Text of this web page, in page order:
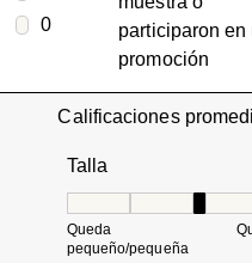
0 reseñas con 2 estrellas.
0
0 reseñas con 1 estrella.
participaron en
promoción
Calificaciones
Talla
Queda
pequeño/pequeña